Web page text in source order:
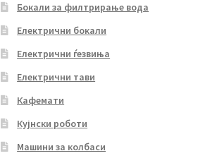
Бокали за филтрирање вода
Електрични бокали
Електрични ѓезвиња
Електрични тави
Кафемати
Кујнски роботи
Машини за колбаси